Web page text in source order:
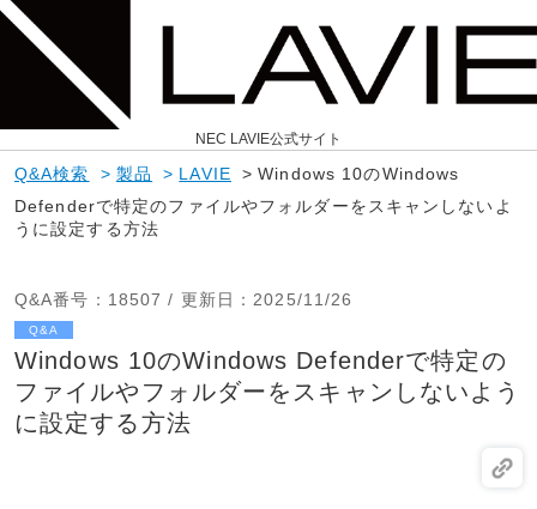
NEC LAVIE公式サイト
Q&A検索 > 製品 > LAVIE > Windows 10のWindows
Defenderで特定のファイルやフォルダーをスキャンしないよ
うに設定する方法
Q&A番号 ：18507 / 更新日 ：2025/11/26
Q&A
Windows 10のWindows Defenderで特定の
ファイルやフォルダーをスキャンしないよう
に設定する方法